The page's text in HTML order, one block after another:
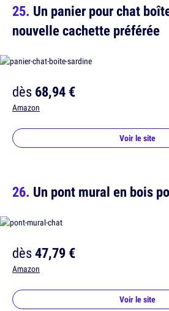
Un panier pour chat
nouvelle cachette préférée
dès68,94 €
Amazon
Voir le site
Un pont mural en bois
dès47,79 €
Amazon
Voir le site